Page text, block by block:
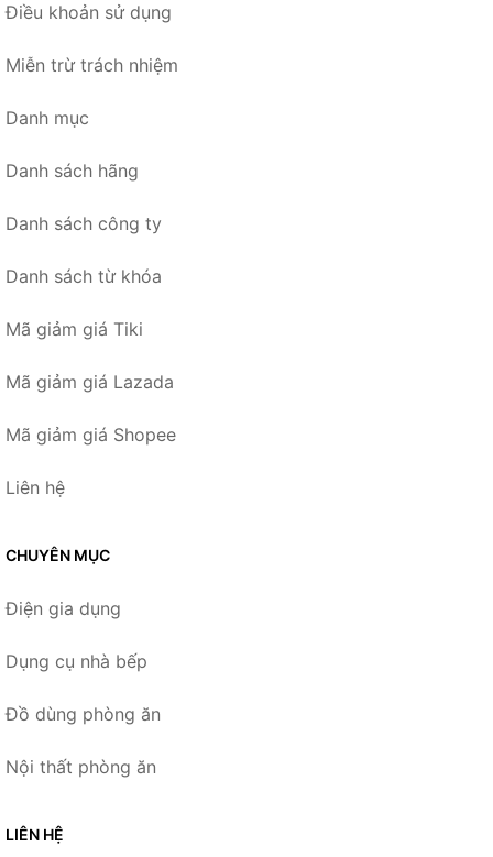
Điều khoản sử dụng
Miễn trừ trách nhiệm
Danh mục
Danh sách hãng
Danh sách công ty
Danh sách từ khóa
Mã giảm giá Tiki
Mã giảm giá Lazada
Mã giảm giá Shopee
Liên hệ
CHUYÊN MỤC
Điện gia dụng
Dụng cụ nhà bếp
Đồ dùng phòng ăn
Nội thất phòng ăn
LIÊN HỆ